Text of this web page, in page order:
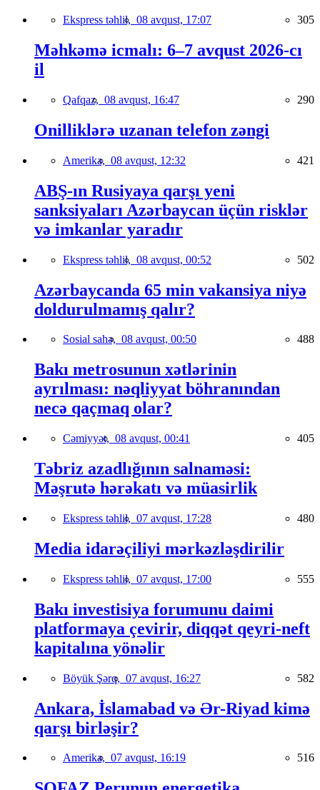
Ekspress təhlil, 08 avqust, 17:07 305
Məhkəmə icmalı: 6–7 avqust 2026-cı
il
Qafqaz, 08 avqust, 16:47 290
Onilliklərə uzanan telefon zəngi
Amerika, 08 avqust, 12:32 421
ABŞ-ın Rusiyaya qarşı yeni
sanksiyaları Azərbaycan üçün risklər
və imkanlar yaradır
Ekspress təhlil, 08 avqust, 00:52 502
Azərbaycanda 65 min vakansiya niyə
doldurulmamış qalır?
Sosial sahə, 08 avqust, 00:50 488
Bakı metrosunun xətlərinin
ayrılması: nəqliyyat böhranından
necə qaçmaq olar?
Cəmiyyət, 08 avqust, 00:41 405
Təbriz azadlığının salnaməsi:
Məşrutə hərəkatı və müasirlik
Ekspress təhlil, 07 avqust, 17:28 480
Media idarəçiliyi mərkəzləşdirilir
Ekspress təhlil, 07 avqust, 17:00 555
Bakı investisiya forumunu daimi
platformaya çevirir, diqqət qeyri-neft
kapitalına yönəlir
Böyük Şərq, 07 avqust, 16:27 582
Ankara, İslamabad və Ər-Riyad kimə
qarşı birləşir?
Amerika, 07 avqust, 16:19 516